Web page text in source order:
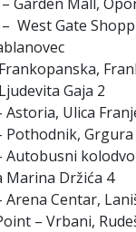
West Gate
Gaja 2
Astoria, Ulica
Pothodnik,
Autobusni
Marina Držića 4
Arena Centar,
– Vrbani,